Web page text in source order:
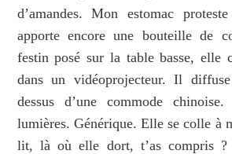
d’amandes. Mon estomac
apporte encore une bouteille de
festin posé sur la table basse, elle
dans un vidéoprojecteur. Il
dessus d’une commode
lumières. Générique. Elle se colle à
lit, là où elle dort, t’as compris